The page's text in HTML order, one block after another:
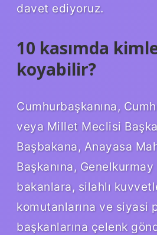
davet ediyoruz.
10 kasımda
koyabilir?
Cumhurbaşkanına,
veya Millet Meclisi
Başbakana, Anayasa
Başkanına, Genelkurmay
bakanlara, silahlı
komutanlarına ve siyasi
başkanlarına çelenk